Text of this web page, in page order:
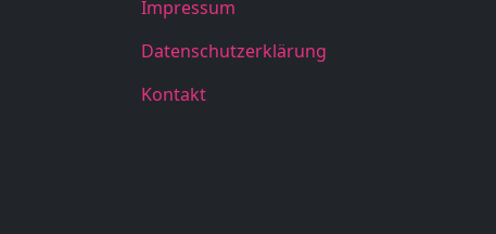
Impressum
Datenschutzerklärung
Kontakt